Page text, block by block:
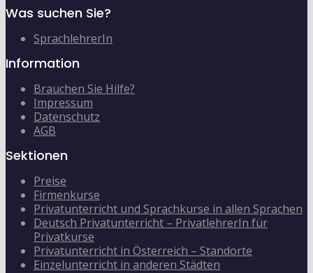
Was suchen Sie?
SprachlehrerIn
Information
Brauchen Sie Hilfe?
Impressum
Datenschutz
AGB
Sektionen
Preise
Firmenkurse
Privatunterricht und Sprachkurse in allen Sprachen
Deutsch Privatunterricht – PrivatlehrerIn für
Privatkurse
Privatunterricht in Österreich – Standorte
Einzelunterricht in anderen Städten